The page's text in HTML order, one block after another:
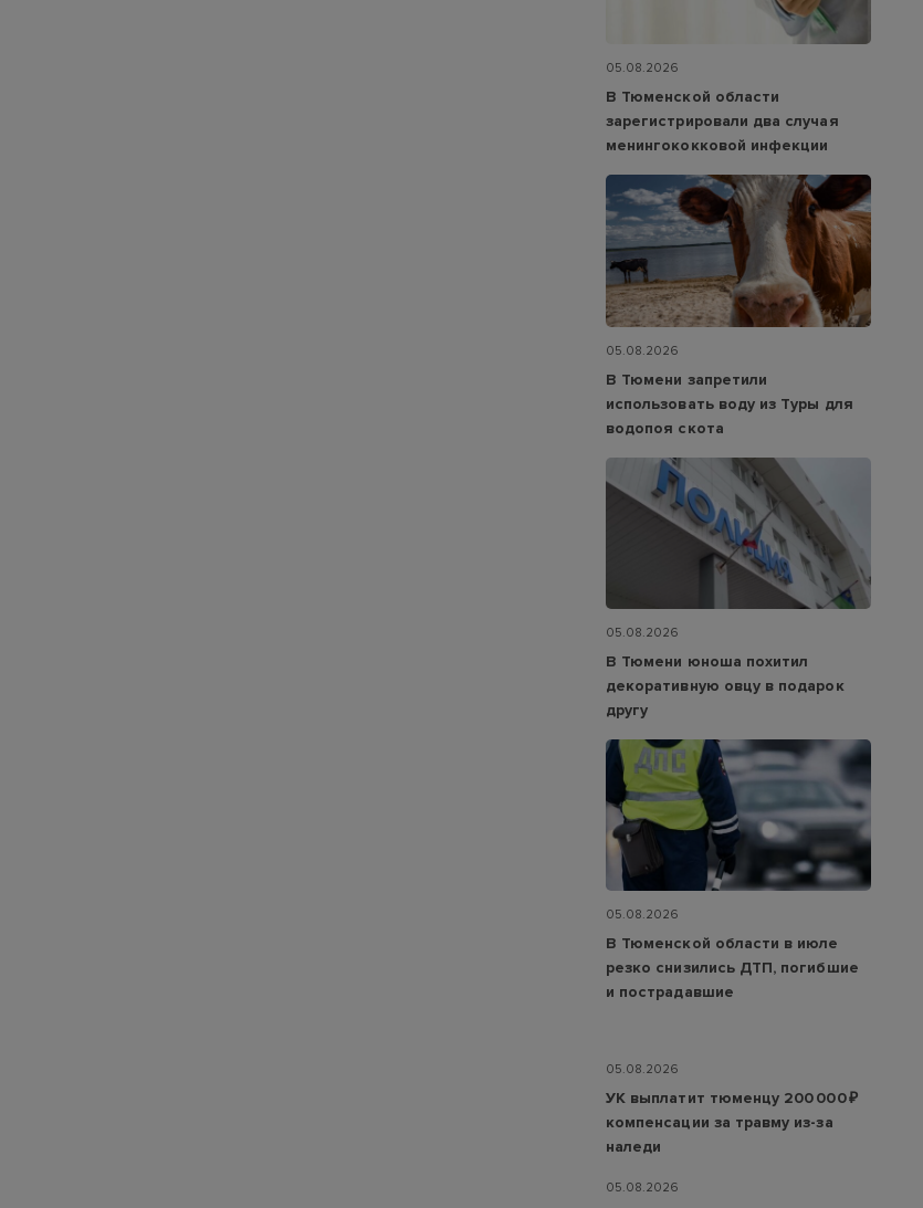
05.08.2026
В Тюменской области
зарегистрировали два случая
менингококковой инфекции
05.08.2026
В Тюмени запретили
использовать воду из Туры для
водопоя скота
05.08.2026
В Тюмени юноша похитил
декоративную овцу в подарок
другу
05.08.2026
В Тюменской области в июле
резко снизились ДТП, погибшие
и пострадавшие
05.08.2026
УК выплатит тюменцу 200 000 ₽
компенсации за травму из-за
наледи
05.08.2026